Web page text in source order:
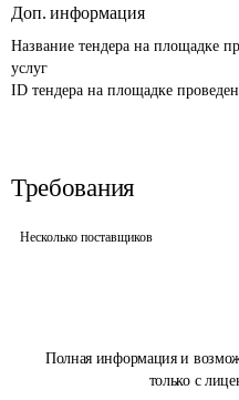
Полная информация и
только с
Доп. информация
Название тендера на площадке
услуг
ID тендера на площадке
Требования
Несколько поставщиков